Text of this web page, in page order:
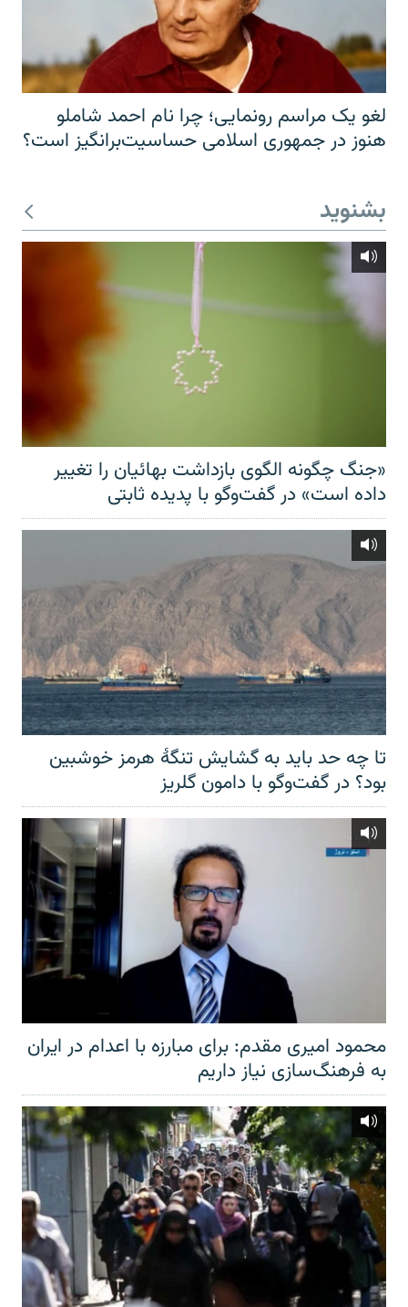
لغو یک مراسم رونمایی؛ چرا نام احمد شاملو
هنوز در جمهوری اسلامی حساسیت‌برانگیز است؟
بشنوید
«جنگ چگونه الگوی بازداشت بهائیان را تغییر
داده است» در گفت‌وگو با پدیده ثابتی
تا چه حد باید به گشایش تنگهٔ هرمز خوشبین
بود؟ در گفت‌وگو با دامون گلریز
محمود امیری مقدم: برای مبارزه با اعدام در ایران
به فرهنگ‌سازی نیاز داریم